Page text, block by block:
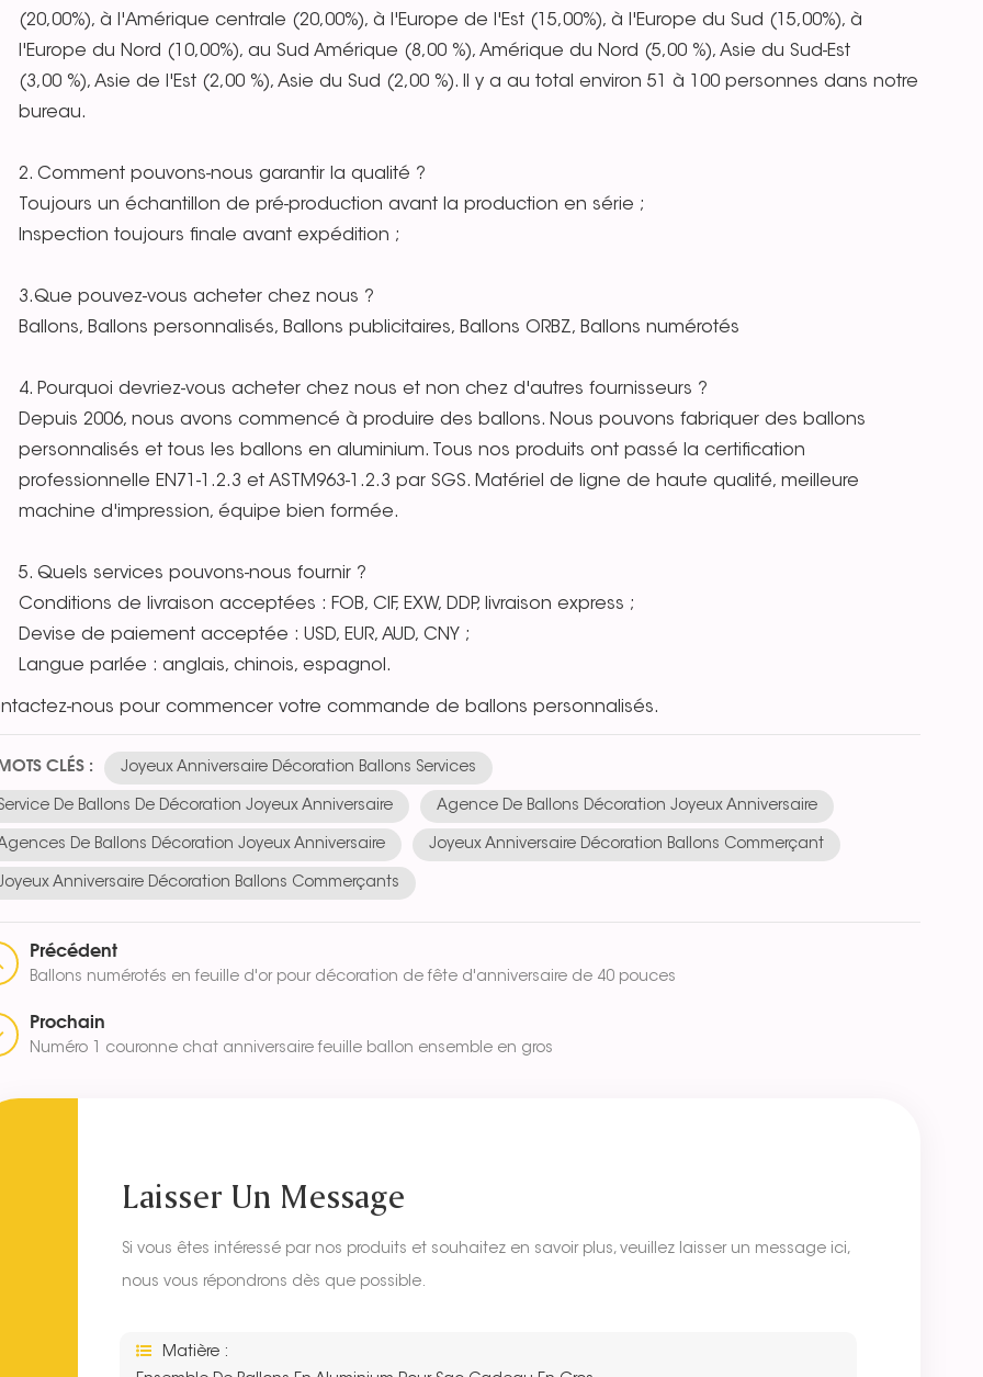
(20,00%), à l'Amérique centrale (20,00%), à l'Europe de l'Est (15,00%), à l'Europe du Sud (15,00%), à
l'Europe du Nord (10,00%), au Sud Amérique (8,00 %), Amérique du Nord (5,00 %), Asie du Sud-Est
(3,00 %), Asie de l'Est (2,00 %), Asie du Sud (2,00 %). Il y a au total environ 51 à 100 personnes dans notre
bureau.
2. Comment pouvons-nous garantir la qualité ?
Toujours un échantillon de pré-production avant la production en série ;
Inspection toujours finale avant expédition ;
3.Que pouvez-vous acheter chez nous ?
Ballons, Ballons personnalisés, Ballons publicitaires, Ballons ORBZ, Ballons numérotés
4. Pourquoi devriez-vous acheter chez nous et non chez d'autres fournisseurs ?
Depuis 2006, nous avons commencé à produire des ballons. Nous pouvons fabriquer des ballons
personnalisés et tous les ballons en aluminium. Tous nos produits ont passé la certification
professionnelle EN71-1.2.3 et ASTM963-1.2.3 par SGS. Matériel de ligne de haute qualité, meilleure
machine d'impression, équipe bien formée.
5. Quels services pouvons-nous fournir ?
Conditions de livraison acceptées : FOB, CIF, EXW, DDP, livraison express ;
Devise de paiement acceptée : USD, EUR, AUD, CNY ;
Langue parlée : anglais, chinois, espagnol.
nous pour commencer votre commande de ballons personnalisés.
CLÉS : Joyeux Anniversaire Décoration Ballons Services
De Ballons De Décoration Joyeux Anniversaire Agence De Ballons Décoration Joyeux Anniversaire
De Ballons Décoration Joyeux Anniversaire Joyeux Anniversaire Décoration Ballons Commerçant
Anniversaire Décoration Ballons Commerçants
Précédent
Ballons numérotés en feuille d'or pour décoration de fête d'anniversaire de 40 pouces
Prochain
Numéro 1 couronne chat anniversaire feuille ballon ensemble en gros
Laisser Un Message
Si vous êtes intéressé par nos produits et souhaitez en savoir plus, veuillez laisser un message ici,
nous vous répondrons dès que possible.
Matière :